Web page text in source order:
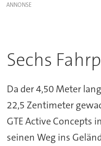
Sechs
Da der 4,50 Meter
22,5 Zentimeter
GTE Active Concepts
seinen Weg ins